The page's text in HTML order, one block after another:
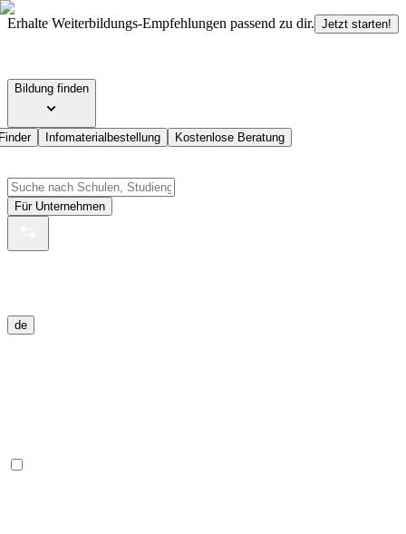
Erhalte Weiterbildungs-Empfehlungen passend zu dir. Jetzt starten!
Bildung finden
Infomaterialbestellung Kostenlose Beratung
Für Unternehmen
de